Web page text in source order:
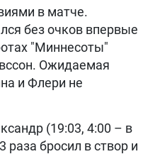
в матче.
без очков впервые
"Миннесоты"
Ожидаемая
и Флери не
(19:03, 4:00 – в
раза бросил в створ и